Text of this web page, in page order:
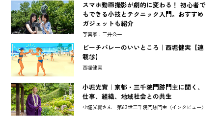
スマホ動画撮影が劇的に変わる！ 初心者で
もできる小技とテクニック入門。おすすめ
ガジェットも紹介
写真家：三井公一
ビーチバレーのいいところ｜西堀健実【連
載⑯】
西堀健実
小堀光實｜京都・三千院門跡門主に聞く、
仕事、組織、地域社会との共生
小堀光實さん 第63世三千院門跡門主〈インタビュー〉